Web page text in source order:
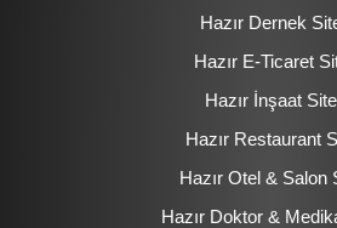
Hazır Dernek
Hazır E-Ticaret
Hazır İnşaat
Hazır Restaurant
Hazır Otel & Salon
Hazır Doktor &